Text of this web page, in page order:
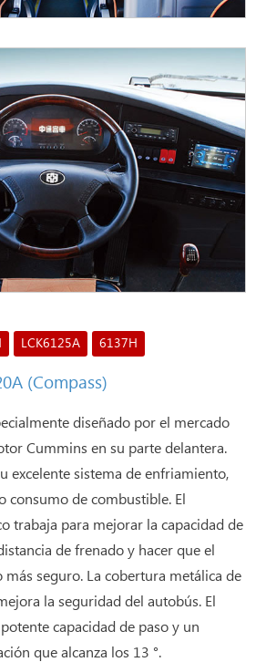
LCK6125A 6137H
(Compass)
diseñado por el mercado
Cummins en su parte delantera.
excelente sistema de enfriamiento,
consumo de combustible. El
trabaja para mejorar la capacidad de
de frenado y hacer que el
seguro. La cobertura metálica de
la seguridad del autobús. El
capacidad de paso y un
que alcanza los 13 °.